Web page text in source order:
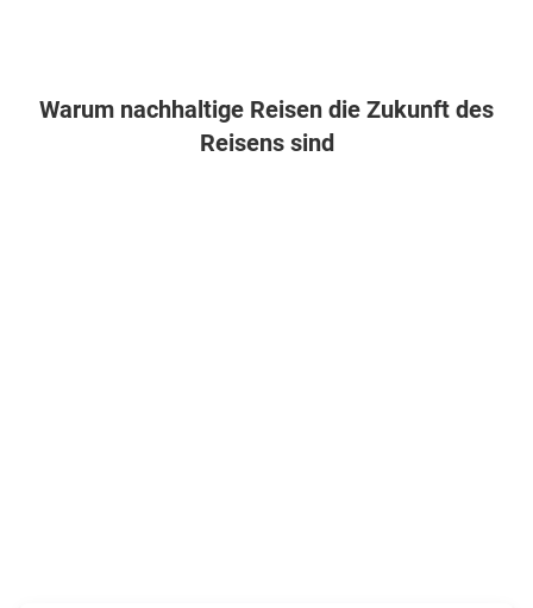
Warum nachhaltige Reisen die Zukunft des
Reisens sind